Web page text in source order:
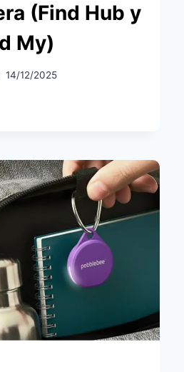
(Find Hub y
My)
14/12/2025